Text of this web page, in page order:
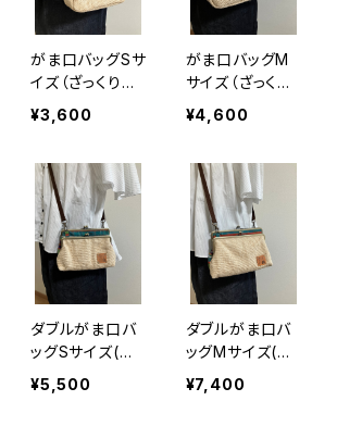
がま口バッグSサ
イズ（ざっくり
麻 革ポケット
付き）
¥3,600
がま口バッグM
サイズ（ざっくり
麻 革ポケット
付き）
¥4,600
ダブルがま口バ
ッグSサイズ(ざ
っくり麻×チェッ
ク) 持ち手別売
¥5,500
ダブルがま口バ
ッグMサイズ(ざ
っくり麻×チェッ
ク) 持ち手別売
¥7,400